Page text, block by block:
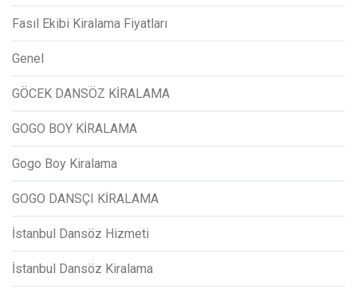
Fasıl Ekibi Kiralama Fiyatları
Genel
GÖCEK DANSÖZ KİRALAMA
GOGO BOY KİRALAMA
Gogo Boy Kiralama
GOGO DANSÇI KİRALAMA
İstanbul Dansöz Hizmeti
İstanbul Dansöz Kiralama